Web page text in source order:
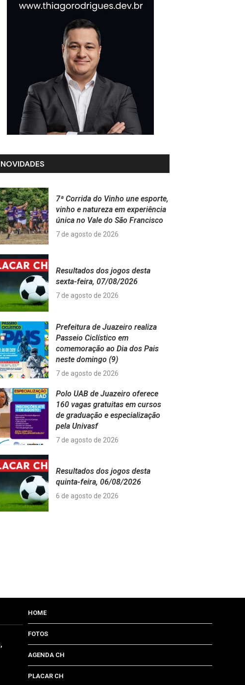
NOVIDADES
7ª Corrida do Vinho une esporte,
vinho e natureza em experiência
única no Vale do São Francisco
7 de agosto de 2026
Resultados dos jogos desta
sexta-feira, 07/08/2026
7 de agosto de 2026
Prefeitura de Juazeiro realiza
Passeio Ciclístico em
comemoração ao Dia dos Pais
neste domingo (9)
7 de agosto de 2026
Polo UAB de Juazeiro oferece
160 vagas gratuitas em cursos
de graduação e especialização
pela Univasf
7 de agosto de 2026
Resultados dos jogos desta
quinta-feira, 06/08/2026
6 de agosto de 2026
HOME
FOTOS
AGENDA CH
PLACAR CH